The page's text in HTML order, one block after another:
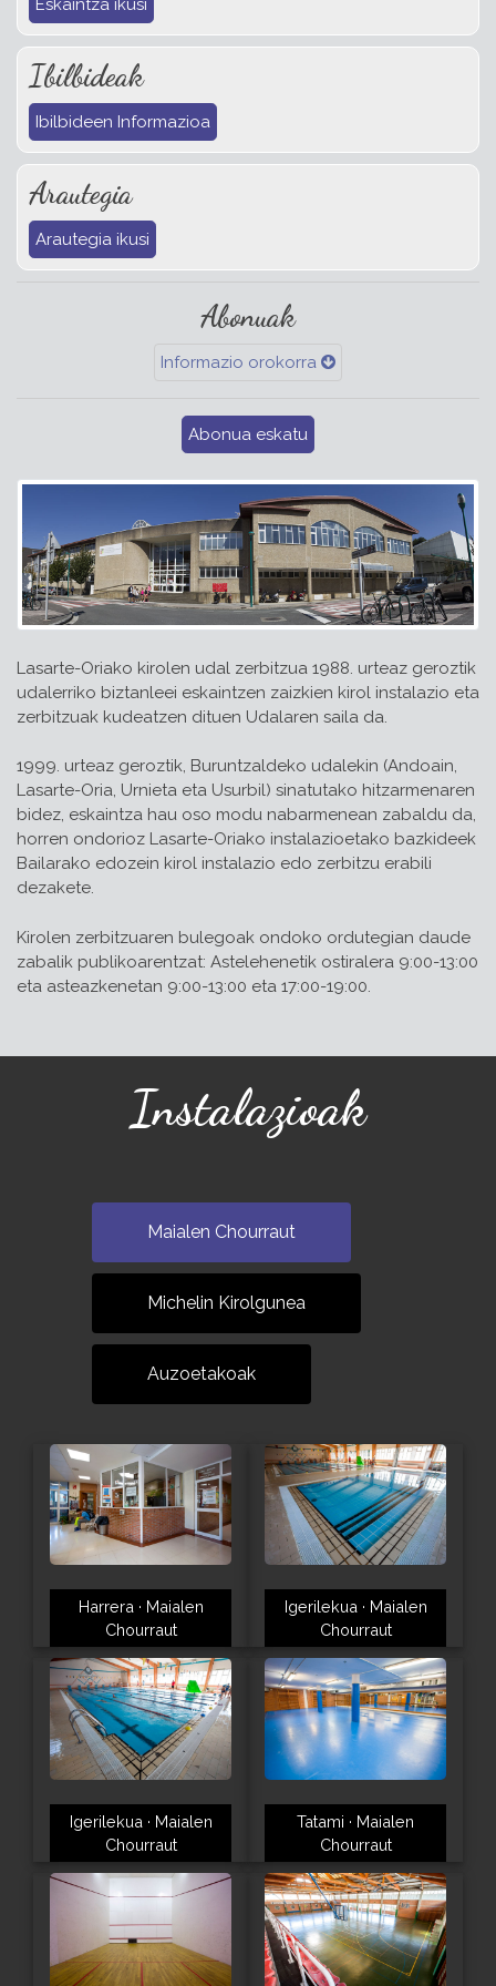
Eskaintza ikusi
Ibilbideak
Ibilbideen Informazioa
Arautegia
Arautegia ikusi
Abonuak
Informazio orokorra
Abonua eskatu
Lasarte-Oriako kirolen udal zerbitzua 1988. urteaz geroztik
udalerriko biztanleei eskaintzen zaizkien kirol instalazio eta
zerbitzuak kudeatzen dituen Udalaren saila da.
1999. urteaz geroztik, Buruntzaldeko udalekin (Andoain,
Lasarte-Oria, Urnieta eta Usurbil) sinatutako hitzarmenaren
bidez, eskaintza hau oso modu nabarmenean zabaldu da,
horren ondorioz Lasarte-Oriako instalazioetako bazkideek
Bailarako edozein kirol instalazio edo zerbitzu erabili
dezakete.
Kirolen zerbitzuaren bulegoak ondoko ordutegian daude
zabalik publikoarentzat: Astelehenetik ostiralera 9:00-13:00
eta asteazkenetan 9:00-13:00 eta 17:00-19:00.
Instalazioak
Maialen Chourraut
Michelin Kirolgunea
Auzoetakoak
Harrera · Maialen
Chourraut
Igerilekua · Maialen
Chourraut
Igerilekua · Maialen
Chourraut
Tatami · Maialen
Chourraut